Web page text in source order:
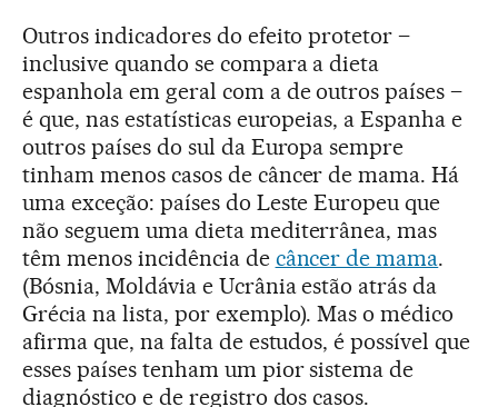
Outros indicadores do efeito protetor –
inclusive quando se compara a dieta
espanhola em geral com a de outros países –
é que, nas estatísticas europeias, a Espanha e
outros países do sul da Europa sempre
tinham menos casos de câncer de mama. Há
uma exceção: países do Leste Europeu que
não seguem uma dieta mediterrânea, mas
têm menos incidência de câncer de mama.
(Bósnia, Moldávia e Ucrânia estão atrás da
Grécia na lista, por exemplo). Mas o médico
afirma que, na falta de estudos, é possível que
esses países tenham um pior sistema de
diagnóstico e de registro dos casos.